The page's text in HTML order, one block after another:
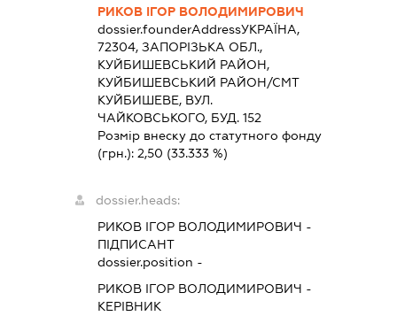
РИКОВ ІГОР ВОЛОДИМИРОВИЧ
dossier.founderAddressУКРАЇНА,
72304, ЗАПОРIЗЬКА ОБЛ.,
КУЙБИШЕВСЬКИЙ РАЙОН,
КУЙБИШЕВСЬКИЙ РАЙОН/СМТ
КУЙБИШЕВЕ, ВУЛ.
ЧАЙКОВСЬКОГО, БУД. 152
Розмір внеску до статутного фонду
(грн.):2,50 (33.333 %)
dossier.heads:
РИКОВ ІГОР ВОЛОДИМИРОВИЧ -
ПІДПИСАНТ
dossier.position -
РИКОВ ІГОР ВОЛОДИМИРОВИЧ -
КЕРІВНИК